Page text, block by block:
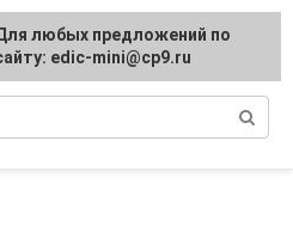
и уход
любых предложений по
edic-mini@cp9.ru